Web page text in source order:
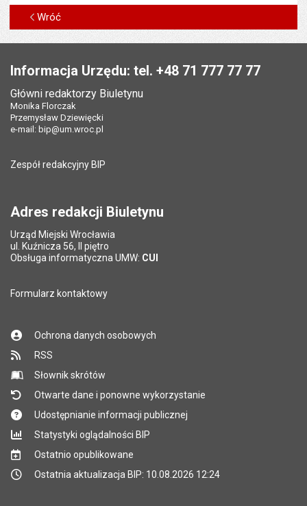
Wróć
Informacja Urzędu: tel. +48 71 777 77 77
Główni redaktorzy Biuletynu
Monika Florczak
Przemysław Dziewięcki
e-mail: bip@um.wroc.pl
Zespół redakcyjny BIP
Adres redakcji Biuletynu
Urząd Miejski Wrocławia
ul. Kuźnicza 56, II piętro
Obsługa informatyczna UMW: CUI
Formularz kontaktowy
Ochrona danych osobowych
RSS
Słownik skrótów
Otwarte dane i ponowne wykorzystanie
Udostępnianie informacji publicznej
Statystyki oglądalności BIP
Ostatnio opublikowane
Ostatnia aktualizacja BIP: 10.08.2026 12:24